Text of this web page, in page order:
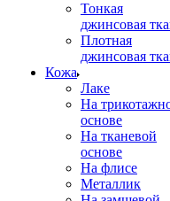
Тонкая
джинсовая
Плотная
джинсовая
Кожа
Лаке
На
основе
На тканевой
основе
На флисе
Металлик